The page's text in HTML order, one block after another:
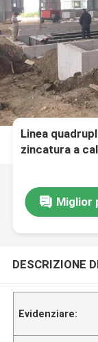
Linea
zincatura a
Miglior
DESCRIZIONE
Evidenziare: